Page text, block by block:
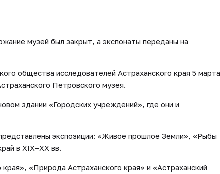
музей был закрыт, а экспонаты переданы на
общества исследователей Астраханского края 5 марта
Петровского музея.
здании «Городских учреждений», где они и
экспозиции: «Живое прошлое Земли», «Рыбы
в XIX–XX вв.
«Природа Астраханского края» и «Астраханский